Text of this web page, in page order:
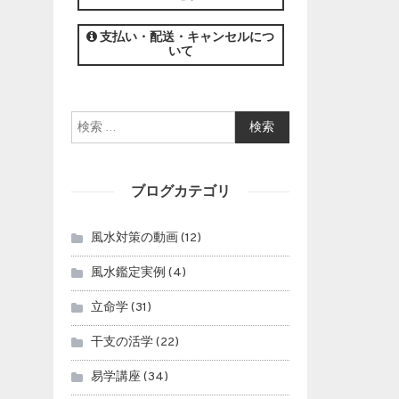
支払い・配送・キャンセルにつ
いて
検索:
ブログカテゴリ
風水対策の動画 (12)
風水鑑定実例 (4)
立命学(31)
干支の活学(22)
易学講座(34)